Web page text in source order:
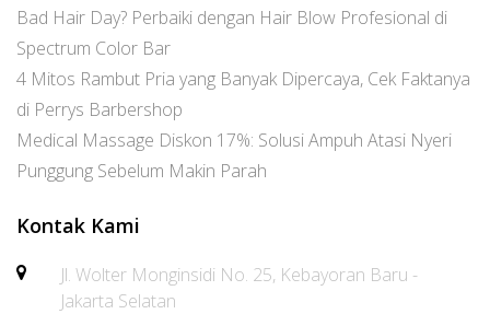
Bad Hair Day? Perbaiki dengan Hair Blow Profesional di
Spectrum Color Bar
4 Mitos Rambut Pria yang Banyak Dipercaya, Cek Faktanya
di Perrys Barbershop
Medical Massage Diskon 17%: Solusi Ampuh Atasi Nyeri
Punggung Sebelum Makin Parah
Kontak Kami
Jl. Wolter Monginsidi No. 25, Kebayoran Baru -
Jakarta Selatan